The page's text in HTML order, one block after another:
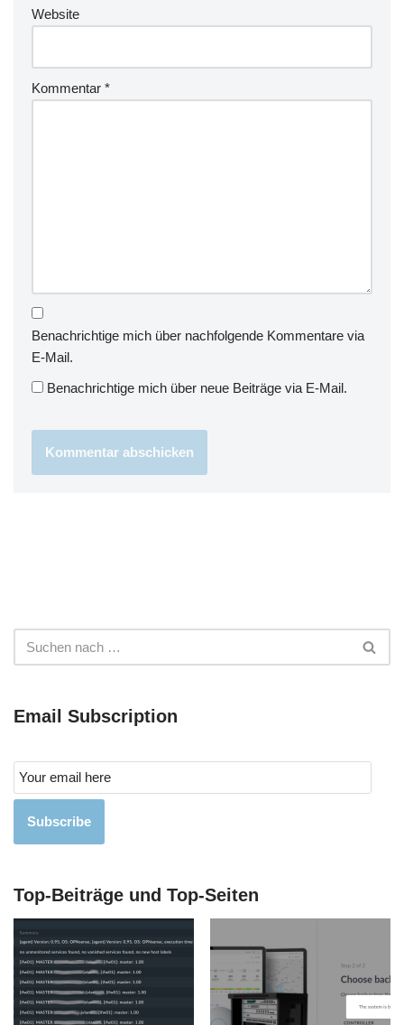
Website
Kommentar *
Benachrichtige mich über nachfolgende Kommentare via
E-Mail.
Benachrichtige mich über neue Beiträge via E-Mail.
Email Subscription
Subscribe
Top-Beiträge und Top-Seiten